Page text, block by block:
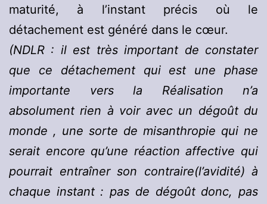
maturité, à l’instant précis où le
détachement est généré dans le cœur.
(NDLR : il est très important de constater
que ce détachement qui est une phase
importante vers la Réalisation n’a
absolument rien à voir avec un dégoût du
monde , une sorte de misanthropie qui ne
serait encore qu’une réaction affective qui
pourrait entraîner son contraire(l’avidité) à
chaque instant : pas de dégoût donc, pas